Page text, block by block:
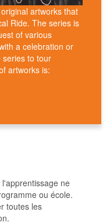
artworks that
Ride. The series is
of various
a celebration or
series to tour
artworks is:
ne
ou école.
toutes les